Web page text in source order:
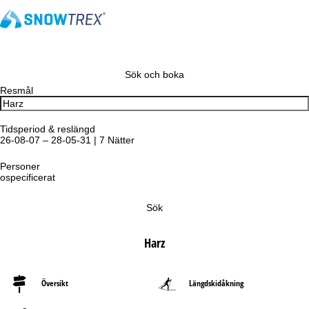
Sök och boka
Resmål
Tidsperiod & reslängd
26-08-07 – 28-05-31 | 7 Nätter
Personer
ospecificerat
Sök
Harz
Översikt Längdskidåkning